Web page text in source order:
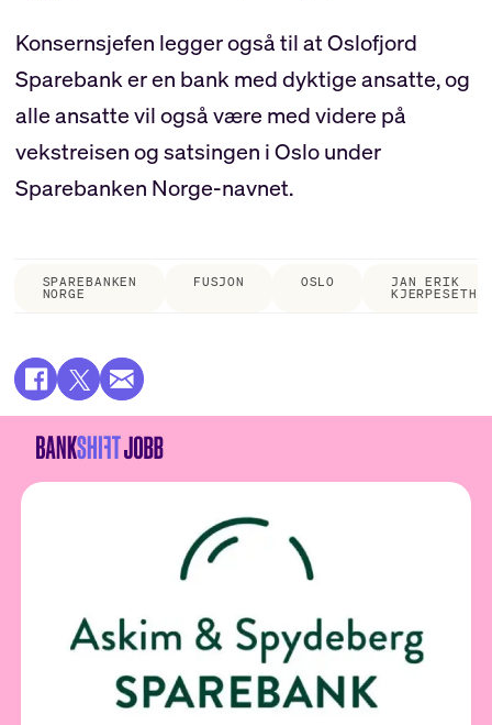
Konsernsjefen legger også til at Oslofjord
Sparebank er en bank med dyktige ansatte, og
alle ansatte vil også være med videre på
vekstreisen og satsingen i Oslo under
Sparebanken Norge-navnet.
SPAREBANKEN
NORGE
FUSJON OSLO JAN ERIK
KJERPESETH